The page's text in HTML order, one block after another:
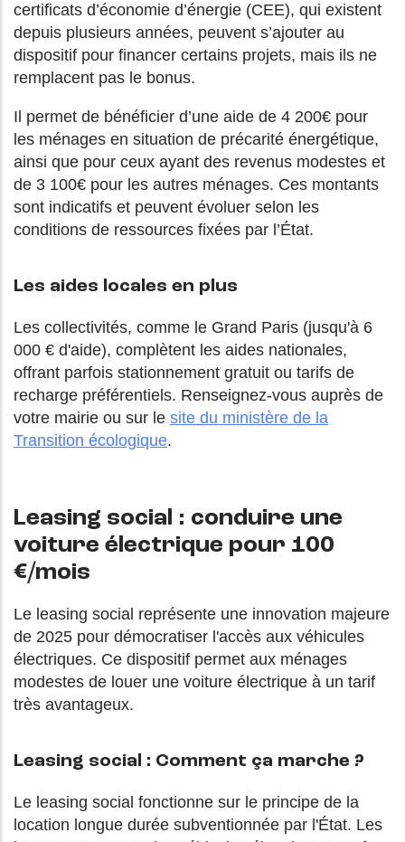
certificats d’économie d’énergie (CEE), qui existent
depuis plusieurs années, peuvent s’ajouter au
dispositif pour financer certains projets, mais ils ne
remplacent pas le bonus.
Il permet de bénéficier d’une aide de 4 200€ pour
les ménages en situation de précarité énergétique,
ainsi que pour ceux ayant des revenus modestes et
de 3 100€ pour les autres ménages. Ces montants
sont indicatifs et peuvent évoluer selon les
conditions de ressources fixées par l’État.
Les aides locales en plus
Les collectivités, comme le Grand Paris (jusqu'à 6
000 € d'aide), complètent les aides nationales,
offrant parfois stationnement gratuit ou tarifs de
recharge préférentiels. Renseignez-vous auprès de
votre mairie ou sur le site du ministère de la
Transition écologique.
Leasing social : conduire une
voiture électrique pour 100
€/mois
Le leasing social représente une innovation majeure
de 2025 pour démocratiser l'accès aux véhicules
électriques. Ce dispositif permet aux ménages
modestes de louer une voiture électrique à un tarif
très avantageux.
Leasing social : Comment ça marche ?
Le leasing social fonctionne sur le principe de la
location longue durée subventionnée par l'État. Les